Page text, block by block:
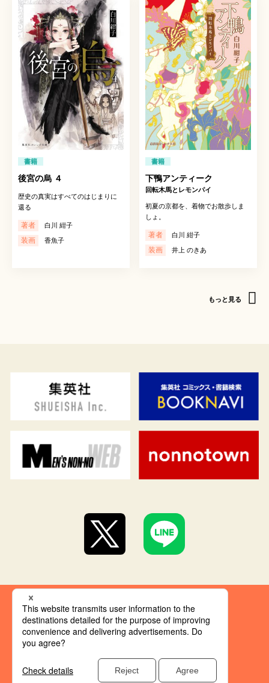
書籍
後宮の烏 ４
歴史の真実はすべてのはじまりに
還る
著者 白川 紺子
装画 香魚子
書籍
下鴨アンティーク
回転木馬とレモンパイ
初夏の京都を、着物でお散歩しま
しょ。
著者 白川 紺子
装画 井上 のきあ
もっと見る
集英社 オレンジ文庫とは
創刊にあたって
推奨環境
集英社の個人情報取り扱い